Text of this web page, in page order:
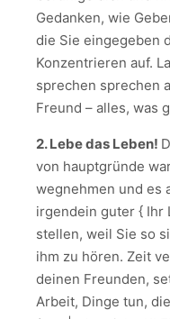
Gedanken, wie
die Sie eingegeben
Konzentrieren auf.
sprechen sprechen
Freund – alles, was
2. Lebe das Leben!
von hauptgründe
wegnehmen und es
irgendein guter { Ihr
stellen, weil Sie so
ihm zu hören. Zeit
deinen Freunden,
Arbeit, Dinge tun,